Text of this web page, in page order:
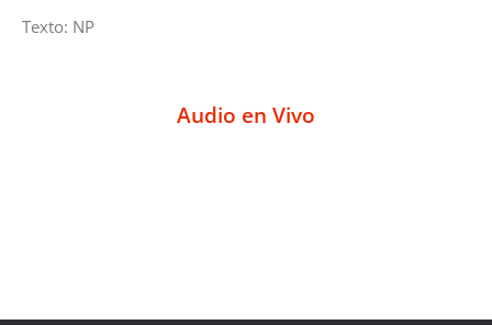
Texto: NP
Audio en Vivo